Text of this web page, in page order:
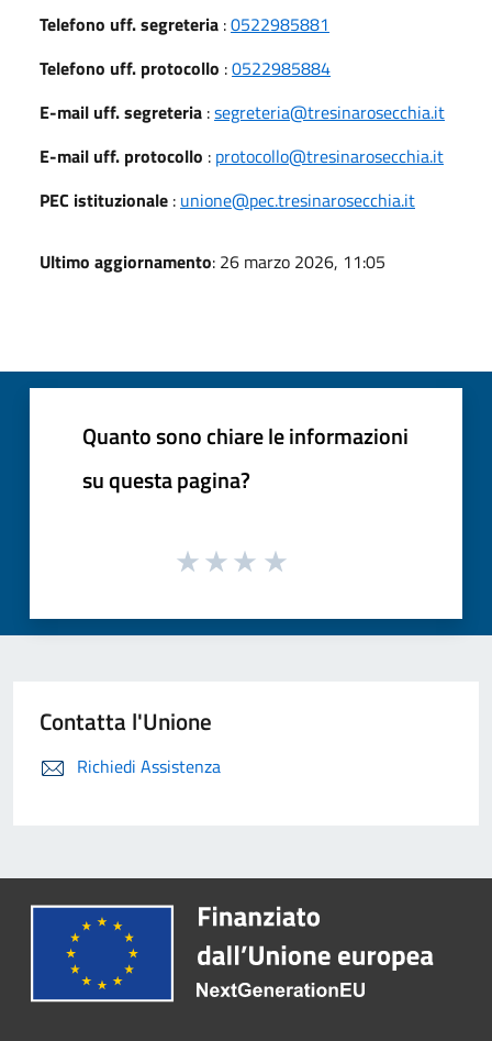
Telefono uff. segreteria :0522985881
Telefono uff. protocollo :0522985884
E-mail uff. segreteria :segreteria@tresinarosecchia.it
E-mail uff. protocollo : protocollo@tresinarosecchia.it
PEC istituzionale : unione@pec.tresinarosecchia.it
Ultimo aggiornamento: 26 marzo 2026, 11:05
Quanto sono chiare le informazioni
su questa pagina?
Contatta l'Unione
Richiedi Assistenza